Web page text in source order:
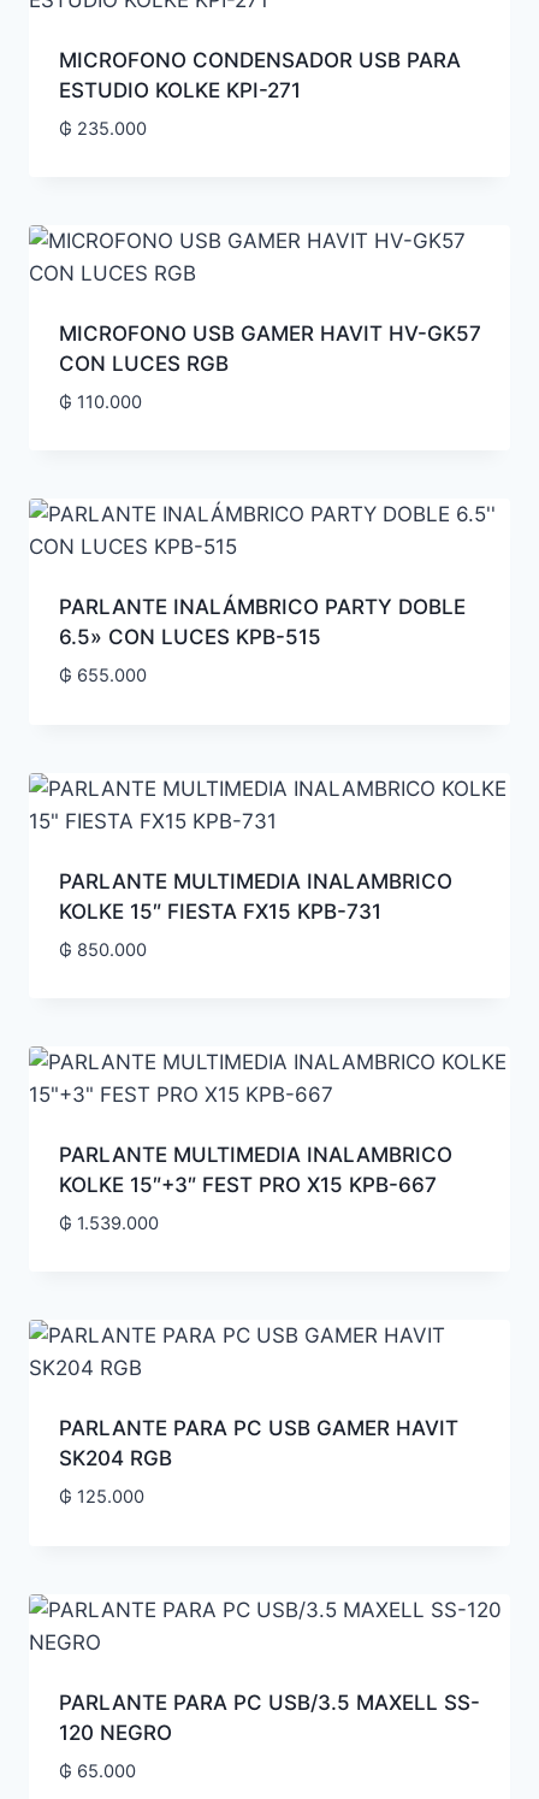
MICROFONO CONDENSADOR USB PARA
ESTUDIO KOLKE KPI-271
₲ 235.000
MICROFONO USB GAMER HAVIT HV-GK57
CON LUCES RGB
₲ 110.000
PARLANTE INALÁMBRICO PARTY DOBLE
6.5» CON LUCES KPB-515
₲ 655.000
PARLANTE MULTIMEDIA INALAMBRICO
KOLKE 15″ FIESTA FX15 KPB-731
₲ 850.000
PARLANTE MULTIMEDIA INALAMBRICO
KOLKE 15″+3″ FEST PRO X15 KPB-667
₲ 1.539.000
PARLANTE PARA PC USB GAMER HAVIT
SK204 RGB
₲ 125.000
PARLANTE PARA PC USB/3.5 MAXELL SS-
120 NEGRO
₲ 65.000